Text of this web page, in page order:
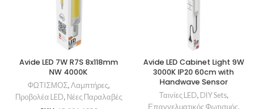
Avide LED 7W R7S 8x118mm
NW 4000K
ΦΩΤΙΣΜΟΣ, Λαμπτήρες,
Προβολέα LED, Νέες Παραλαβές
Avide LED Cabinet Light 9W
3000K IP20 60cm with
Handwave Sensor
Ταινίες LED, DIY Sets,
Επαγγελματικός Φωτισμός,